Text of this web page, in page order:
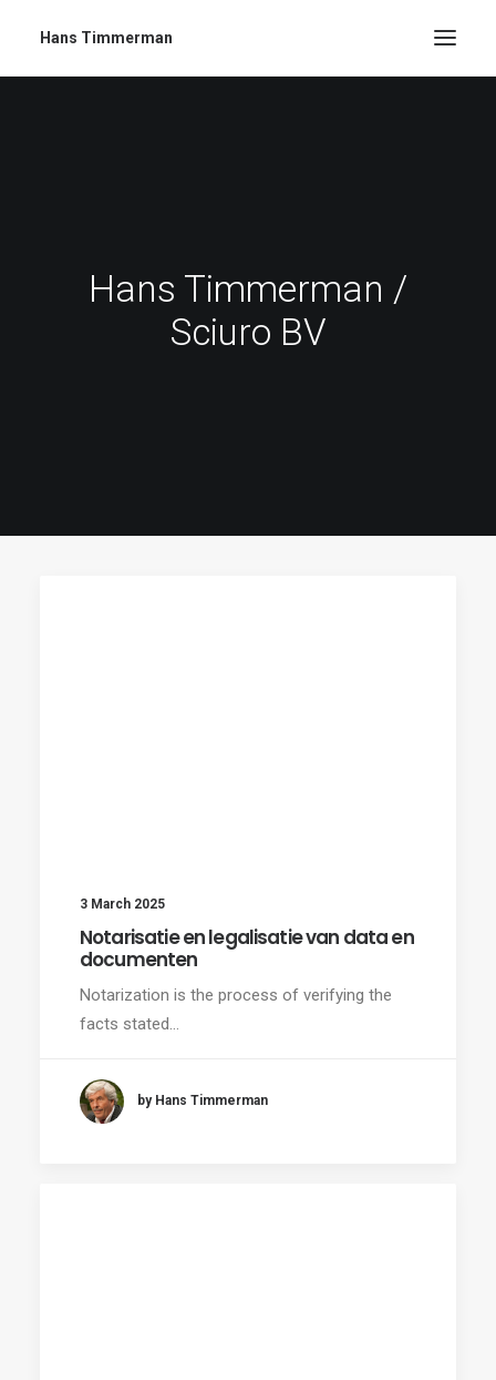
Hans Timmerman
Hans Timmerman /
Sciuro BV
3 March 2025
Notarisatie en legalisatie van data en
documenten
Notarization is the process of verifying the
facts stated…
by Hans Timmerman